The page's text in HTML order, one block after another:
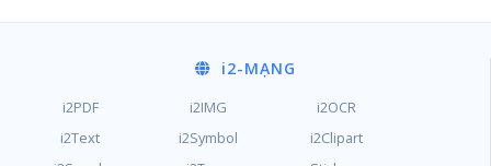
i2-MẠNG
i2PDF i2IMG
i2OCR
i2Text
i2Symbol
i2Clipart